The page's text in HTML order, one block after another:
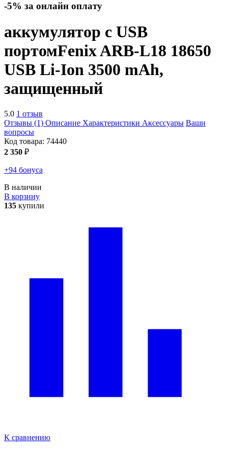
-5% за онлайн оплату
аккумулятор с USB
портомFenix ARB-L18 18650
USB Li-Ion 3500 mAh,
защищенный
5.0 1 отзыв
Отзывы (1) Описание Характеристики Аксессуары Ваши
вопросы
Код товара: 74440
2 350 ₽
+94 бонуса
В наличии
В корзину
135 купили
К сравнению